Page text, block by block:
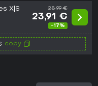
X|S
28,99 €
23,91 €
-17%
copy